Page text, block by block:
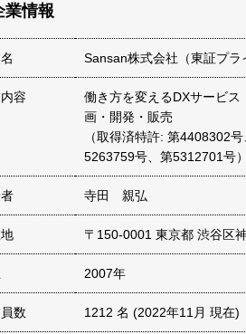
業情報
Sansan株式会社（東証プラ
容
働き方を変えるDXサービ
画・開発・販売
（取得済特許: 第4408302
5263759号、第5312701号）
寺田 親弘
〒150-0001 東京都 渋谷区
2007年
数 1212 名 (2022年11月 現在)